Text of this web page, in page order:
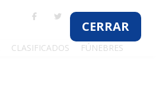
CERRAR
CLASIFICADOS FÚNEBRES